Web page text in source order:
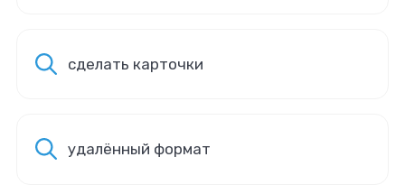
сделать карточки
удалённый формат